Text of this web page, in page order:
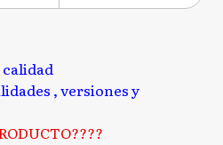
, versiones y